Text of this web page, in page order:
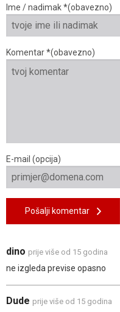
Ime / nadimak *(obavezno)
Komentar *(obavezno)
E-mail (opcija)
Pošalji komentar
dino prije više od 15 godina
ne izgleda previse opasno
Dude prije više od 15 godina